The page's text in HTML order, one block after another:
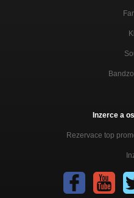
Inzerce a
Rezervace top